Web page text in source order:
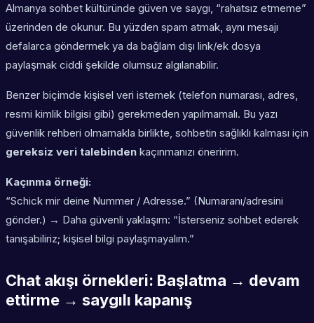
Almanya sohbet kültüründe güven ve saygı, “rahatsız etmeme”
üzerinden de okunur. Bu yüzden spam atmak, aynı mesajı
defalarca göndermek ya da bağlam dışı link/ek dosya
paylaşmak ciddi şekilde olumsuz algılanabilir.
Benzer biçimde kişisel veri istemek (telefon numarası, adres,
resmi kimlik bilgisi gibi) gerekmeden yapılmamalı. Bu yazı
güvenlik rehberi olmamakla birlikte, sohbetin sağlıklı kalması için
gereksiz veri talebinden kaçınmanızı öneririm.
Kaçınma örneği:
“Schick mir deine Nummer / Adresse.” (Numaranı/adresini
gönder.) → Daha güvenli yaklaşım: “İsterseniz sohbet ederek
tanışabiliriz; kişisel bilgi paylaşmayalım.”
Chat akışı örnekleri: Başlatma → devam
ettirme → saygılı kapanış